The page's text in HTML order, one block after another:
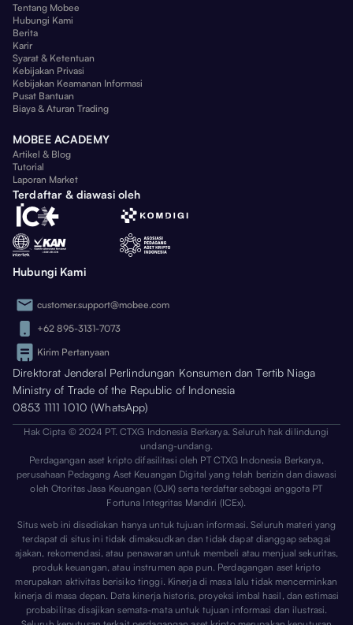
Tentang Mobee
Hubungi Kami
Berita
Karir
Syarat & Ketentuan
Kebijakan Privasi
Kebijakan Keamanan Informasi
Pusat Bantuan
Biaya & Aturan Trading
MOBEE ACADEMY
Artikel & Blog
Tutorial
Laporan Market
Terdaftar & diawasi oleh
Hubungi Kami
customer.support@mobee.com
+62 895-3131-7073
Kirim Pertanyaan
Direktorat Jenderal Perlindungan Konsumen dan Tertib Niaga
Ministry of Trade of the Republic of Indonesia
0853 1111 1010 (WhatsApp)
Hak Cipta © 2024 PT. CTXG Indonesia Berkarya. Seluruh hak dilindungi
undang-undang.
Perdagangan aset kripto difasilitasi oleh PT CTXG Indonesia Berkarya,
perusahaan Pedagang Aset Keuangan Digital yang telah berizin dan diawasi
oleh Otoritas Jasa Keuangan (OJK) serta terdaftar sebagai anggota PT
Fortuna Integritas Mandiri (ICEx).
Situs web ini disediakan hanya untuk tujuan informasi. Seluruh materi yang
terdapat di situs ini tidak dimaksudkan dan tidak dapat dianggap sebagai
ajakan, rekomendasi, atau penawaran untuk membeli atau menjual sekuritas,
produk keuangan, atau instrumen apa pun. Perdagangan aset kripto
merupakan aktivitas berisiko tinggi. Kinerja di masa lalu tidak mencerminkan
kinerja di masa depan. Data kinerja historis, proyeksi imbal hasil, dan estimasi
probabilitas disajikan semata-mata untuk tujuan informasi dan ilustrasi.